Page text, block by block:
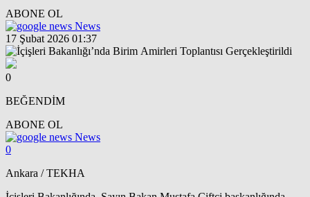
ABONE OL
News
17 Şubat 2026 01:37
0
BEĞENDİM
ABONE OL
News
0
Ankara / TEKHA